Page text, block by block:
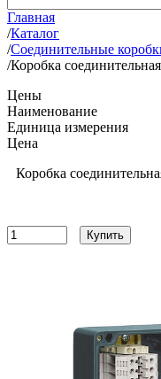
Главная
/Каталог
/Соединительные
/Коробка
Цены
Наименование
Единица измерения
Цена
Коробка
Купить